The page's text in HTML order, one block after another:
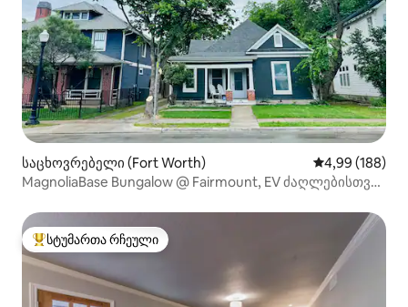
საცხოვრებელი (Fort Worth) საშუალო
4,99 (188)
MagnoliaBase Bungalow @ Fairmount, EV ძაღლებისთვის
სტუმართა რჩეული მოწინავე ვარიანტი
სტუმართა რჩეული